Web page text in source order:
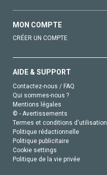
MON COMPTE
CRÉER UN COMPTE
AIDE & SUPPORT
Contactez-nous / FAQ
Qui sommes-nous ?
Mentions légales
© - Avertissements
Termes et conditions d'utilisation
Politique rédactionnelle
Politique publicitaire
Cookie settings
Politique de la vie privée